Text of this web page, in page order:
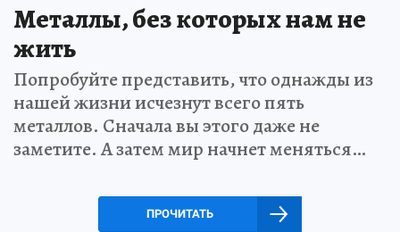
Металлы, без которых нам не
жить
Попробуйте представить, что однажды из
нашей жизни исчезнут всего пять
металлов. Сначала вы этого даже не
заметите. А затем мир начнет меняться…
ПРОЧИТАТЬ